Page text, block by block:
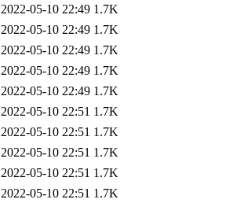
2022-05-10 22:49 1.7K
2022-05-10 22:49 1.7K
2022-05-10 22:49 1.7K
2022-05-10 22:49 1.7K
2022-05-10 22:49 1.7K
2022-05-10 22:51 1.7K
2022-05-10 22:51 1.7K
2022-05-10 22:51 1.7K
2022-05-10 22:51 1.7K
2022-05-10 22:51 1.7K